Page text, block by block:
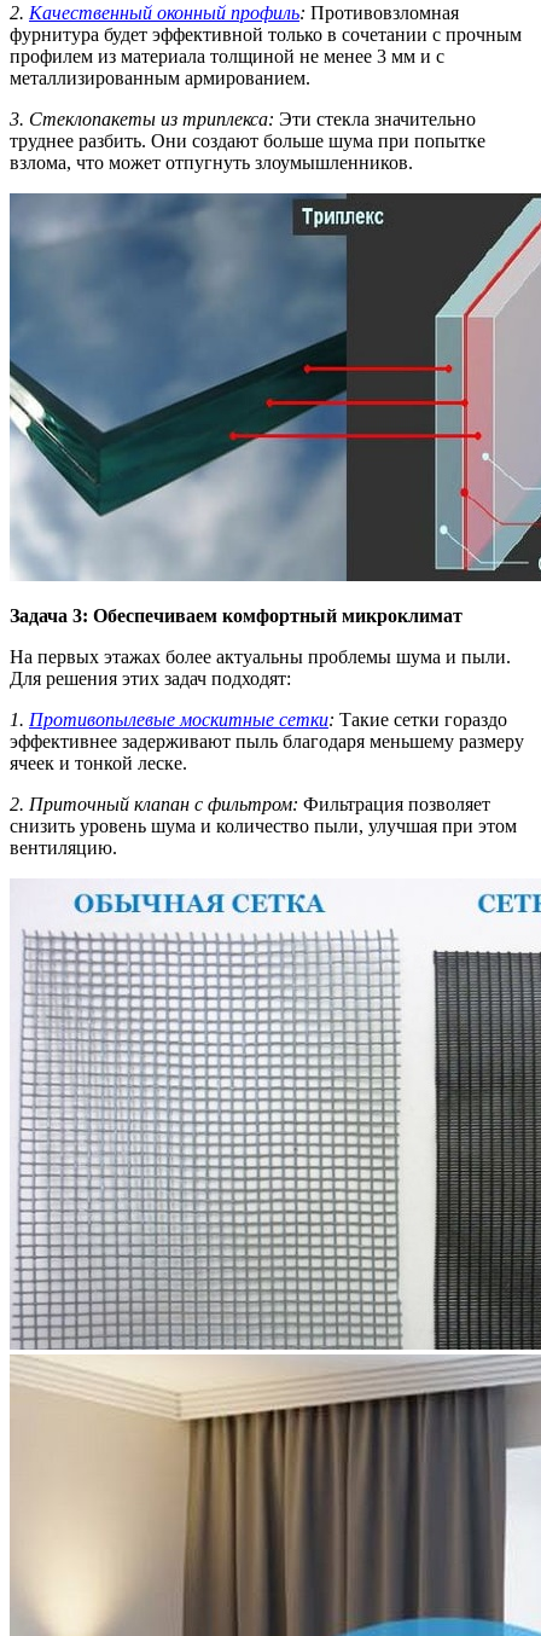
2. Качественный оконный профиль: Противовзломная
фурнитура будет эффективной только в сочетании с прочным
профилем из материала толщиной не менее 3 мм и с
металлизированным армированием.
3. Стеклопакеты из триплекса: Эти стекла значительно
труднее разбить. Они создают больше шума при попытке
взлома, что может отпугнуть злоумышленников.
Задача 3: Обеспечиваем комфортный микроклимат
На первых этажах более актуальны проблемы шума и пыли.
Для решения этих задач подходят:
1. Противопылевые москитные сетки: Такие сетки гораздо
эффективнее задерживают пыль благодаря меньшему размеру
ячеек и тонкой леске.
2. Приточный клапан с фильтром: Фильтрация позволяет
снизить уровень шума и количество пыли, улучшая при этом
вентиляцию.